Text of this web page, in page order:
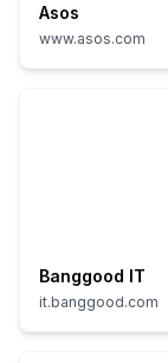
Asos
www.asos.com
Banggood IT
it.banggood.com